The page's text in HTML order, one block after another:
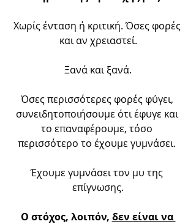
Χωρίς ένταση ή κριτική. Όσες φορές
και αν χρειαστεί.
Ξανά και ξανά.
Όσες περισσότερες φορές φύγει,
συνειδητοποιήσουμε ότι έφυγε και
το επαναφέρουμε, τόσο
περισσότερο το έχουμε γυμνάσει.
Έχουμε γυμνάσει τον μυ της
επίγνωσης.
Ο στόχος, λοιπόν, δεν είναι να